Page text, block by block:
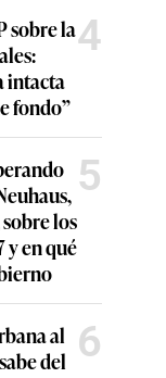
sobre la
intacta
fondo”
4
los
y en qué
5
al
del 6